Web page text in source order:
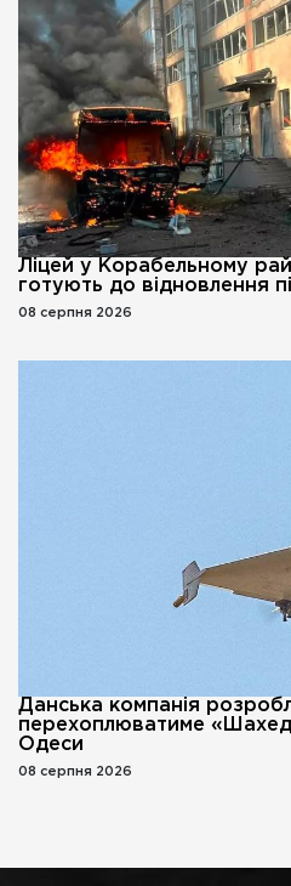
Ліцей у Корабельному
готують до відновлення
08 серпня 2026
Данська компанія
перехоплюватиме
Одеси
08 серпня 2026